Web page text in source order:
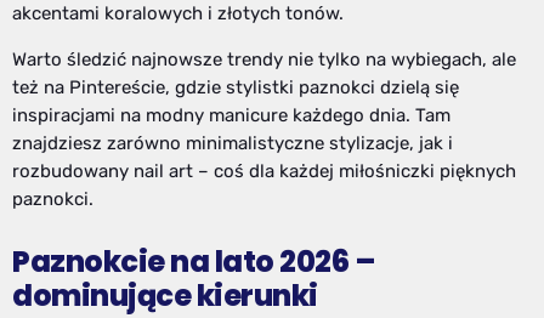
akcentami koralowych i złotych tonów.
Warto śledzić najnowsze trendy nie tylko na wybiegach, ale
też na Pintereście, gdzie stylistki paznokci dzielą się
inspiracjami na modny manicure każdego dnia. Tam
znajdziesz zarówno minimalistyczne stylizacje, jak i
rozbudowany nail art – coś dla każdej miłośniczki pięknych
paznokci.
Paznokcie na lato 2026 –
dominujące kierunki